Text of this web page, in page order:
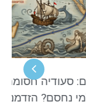
הכיוונים?
לראות